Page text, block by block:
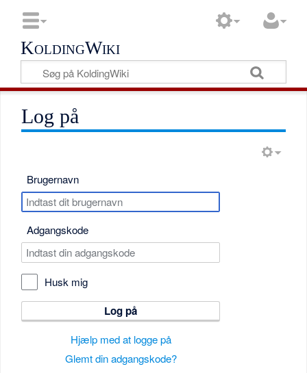
KoldingWiki
Log på
Brugernavn
Adgangskode
Husk mig
Log på
Hjælp med at logge på
Glemt din adgangskode?